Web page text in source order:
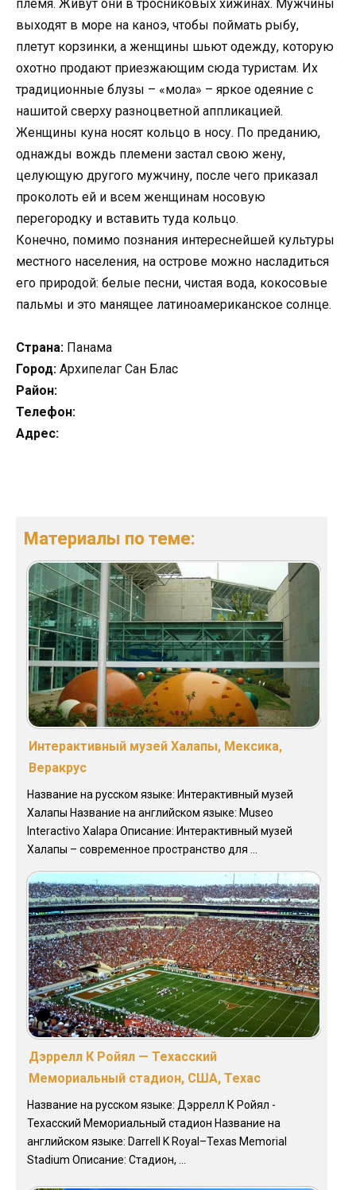
племя. Живут они в тросниковых хижинах. Мужчины
выходят в море на каноэ, чтобы поймать рыбу,
плетут корзинки, а женщины шьют одежду, которую
охотно продают приезжающим сюда туристам. Их
традиционные блузы – «мола» – яркое одеяние с
нашитой сверху разноцветной аппликацией.
Женщины куна носят кольцо в носу. По преданию,
однажды вождь племени застал свою жену,
целующую другого мужчину, после чего приказал
проколоть ей и всем женщинам носовую
перегородку и вставить туда кольцо.
Конечно, помимо познания интереснейшей культуры
местного населения, на острове можно насладиться
его природой: белые песни, чистая вода, кокосовые
пальмы и это манящее латиноамериканское солнце.
Страна: Панама
Город: Архипелаг Сан Блас
Район:
Телефон:
Адрес:
Материалы по теме:
Интерактивный музей Халапы, Мексика,
Веракрус
Название на русском языке: Интерактивный музей
Халапы Название на английском языке: Museo
Interactivo Xalapa Описание: Интерактивный музей
Халапы – современное пространство для ...
Дэррелл К Ройял — Техасский
Мемориальный стадион, США, Техас
Название на русском языке: Дэррелл К Ройял -
Техасский Мемориальный стадион Название на
английском языке: Darrell K Royal–Texas Memorial
Stadium Описание: Стадион, ...